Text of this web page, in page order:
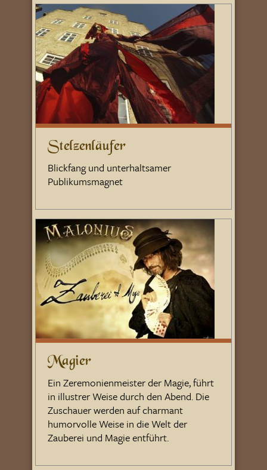
Stelzenläufer
Blickfang und unterhaltsamer
Publikumsmagnet
Magier
Ein Zeremonienmeister der Magie, führt
in illustrer Weise durch den Abend. Die
Zuschauer werden auf charmant
humorvolle Weise in die Welt der
Zauberei und Magie entführt.